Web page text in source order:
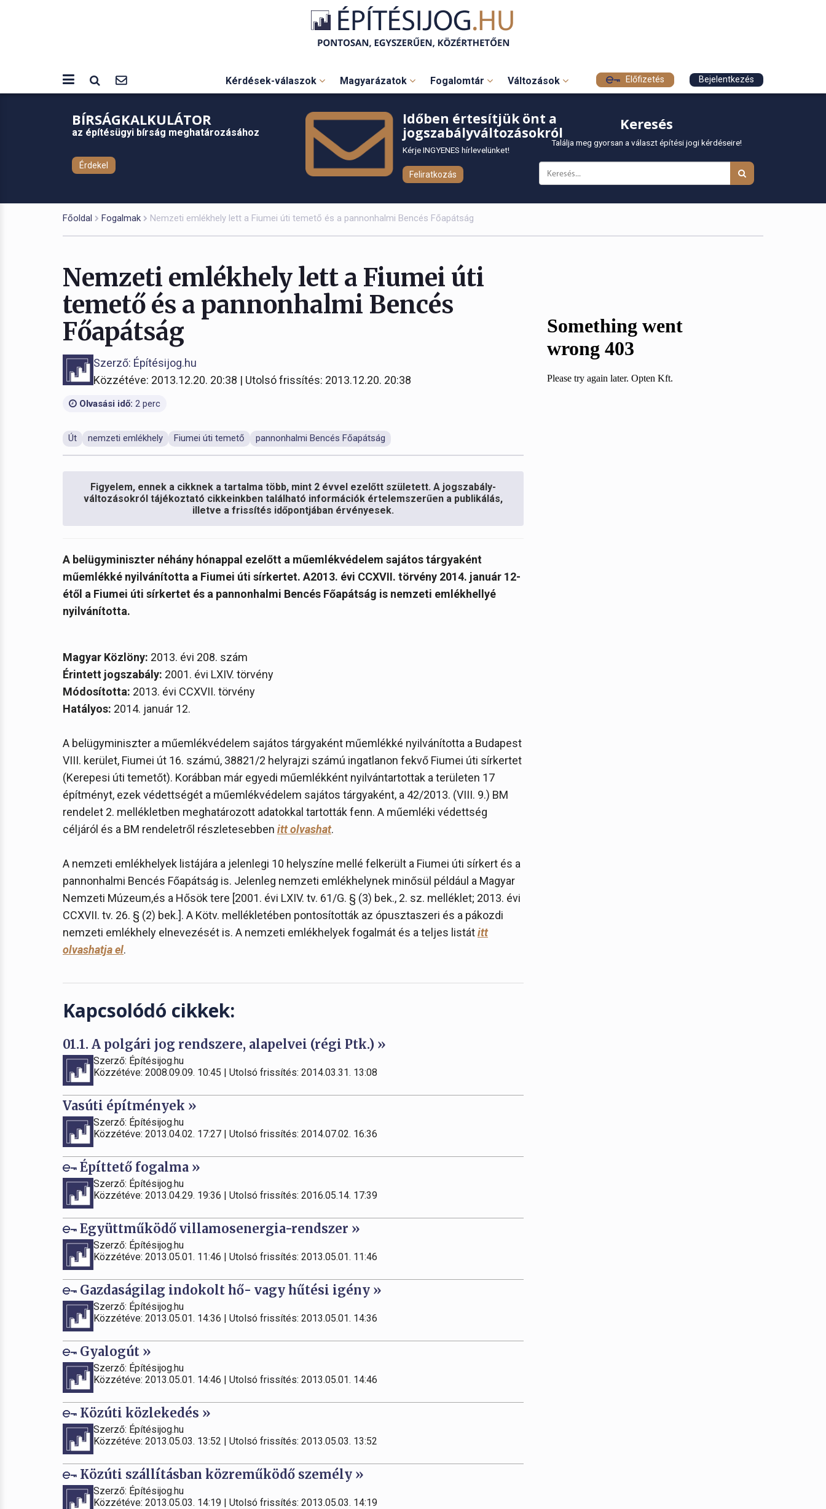
Kérdések-válaszok Magyarázatok Fogalomtár Változások Előfizetés Bejelentkezés
BÍRSÁGKALKULÁTOR
az építésügyi bírság meghatározásához
Érdekel
Időben értesítjük önt a
jogszabályváltozásokról
Kérje INGYENES hírlevelünket!
Feliratkozás
Keresés
Találja meg gyorsan a választ építési jogi kérdéseire!
Főoldal Fogalmak Nemzeti emlékhely lett a Fiumei úti temető és a pannonhalmi Bencés Főapátság
Nemzeti emlékhely lett a Fiumei úti
temető és a pannonhalmi Bencés
Főapátság
Szerző: Építésijog.hu
Közzétéve: 2013.12.20. 20:38 | Utolsó frissítés: 2013.12.20. 20:38
Olvasási idő: 2 perc
Út nemzeti emlékhely Fiumei úti temető pannonhalmi Bencés Főapátság
Figyelem, ennek a cikknek a tartalma több, mint 2 évvel ezelőtt született. A jogszabály-
változásokról tájékoztató cikkeinkben található információk értelemszerűen a publikálás,
illetve a frissítés időpontjában érvényesek.
A belügyminiszter néhány hónappal ezelőtt a műemlékvédelem sajátos tárgyaként
műemlékké nyilvánította a Fiumei úti sírkertet. A2013. évi CCXVII. törvény 2014. január 12-
étől a Fiumei úti sírkertet és a pannonhalmi Bencés Főapátság is nemzeti emlékhellyé
nyilvánította.
Magyar Közlöny: 2013. évi 208. szám
Érintett jogszabály: 2001. évi LXIV. törvény
Módosította: 2013. évi CCXVII. törvény
Hatályos: 2014. január 12.
A belügyminiszter a műemlékvédelem sajátos tárgyaként műemlékké nyilvánította a Budapest
VIII. kerület, Fiumei út 16. számú, 38821/2 helyrajzi számú ingatlanon fekvő Fiumei úti sírkertet
(Kerepesi úti temetőt). Korábban már egyedi műemlékként nyilvántartottak a területen 17
építményt, ezek védettségét a műemlékvédelem sajátos tárgyaként, a 42/2013. (VIII. 9.) BM
rendelet 2. mellékletben meghatározott adatokkal tartották fenn. A műemléki védettség
céljáról és a BM rendeletről részletesebben itt olvashat.
A nemzeti emlékhelyek listájára a jelenlegi 10 helyszíne mellé felkerült a Fiumei úti sírkert és a
pannonhalmi Bencés Főapátság is. Jelenleg nemzeti emlékhelynek minősül például a Magyar
Nemzeti Múzeum,és a Hősök tere [2001. évi LXIV. tv. 61/G. § (3) bek., 2. sz. melléklet; 2013. évi
CCXVII. tv. 26. § (2) bek.]. A Kötv. mellékletében pontosították az ópusztaszeri és a pákozdi
nemzeti emlékhely elnevezését is. A nemzeti emlékhelyek fogalmát és a teljes listátitt
olvashatja el.
Kapcsolódó cikkek:
01.1. A polgári jog rendszere, alapelvei (régi Ptk.) »
Szerző: Építésijog.hu
Közzétéve: 2008.09.09. 10:45 | Utolsó frissítés: 2014.03.31. 13:08
Vasúti építmények »
Szerző: Építésijog.hu
Közzétéve: 2013.04.02. 17:27 | Utolsó frissítés: 2014.07.02. 16:36
Építtető fogalma »
Szerző: Építésijog.hu
Közzétéve: 2013.04.29. 19:36 | Utolsó frissítés: 2016.05.14. 17:39
Együttműködő villamosenergia-rendszer »
Szerző: Építésijog.hu
Közzétéve: 2013.05.01. 11:46 | Utolsó frissítés: 2013.05.01. 11:46
Gazdaságilag indokolt hő- vagy hűtési igény »
Szerző: Építésijog.hu
Közzétéve: 2013.05.01. 14:36 | Utolsó frissítés: 2013.05.01. 14:36
Gyalogút »
Szerző: Építésijog.hu
Közzétéve: 2013.05.01. 14:46 | Utolsó frissítés: 2013.05.01. 14:46
Közúti közlekedés »
Szerző: Építésijog.hu
Közzétéve: 2013.05.03. 13:52 | Utolsó frissítés: 2013.05.03. 13:52
Közúti szállításban közreműködő személy »
Szerző: Építésijog.hu
Közzétéve: 2013.05.03. 14:19 | Utolsó frissítés: 2013.05.03. 14:19